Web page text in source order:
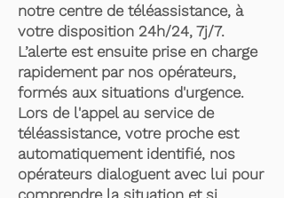
notre centre de téléassistance, à
votre disposition 24h/24, 7j/7.
L’alerte est ensuite prise en charge
rapidement par nos opérateurs,
formés aux situations d'urgence.
Lors de l'appel au service de
téléassistance, votre proche est
automatiquement identifié, nos
opérateurs dialoguent avec lui pour
comprendre la situation et si